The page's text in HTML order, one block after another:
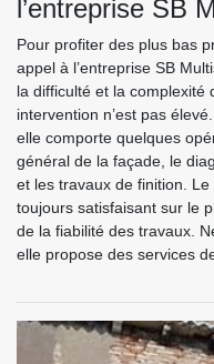
l’entreprise SB
Pour profiter des plus bas
appel à l’entreprise SB
la difficulté et la complexité
intervention n’est pas
elle comporte quelques
général de la façade, le
et les travaux de finition.
toujours satisfaisant sur le
de la fiabilité des travaux.
elle propose des services